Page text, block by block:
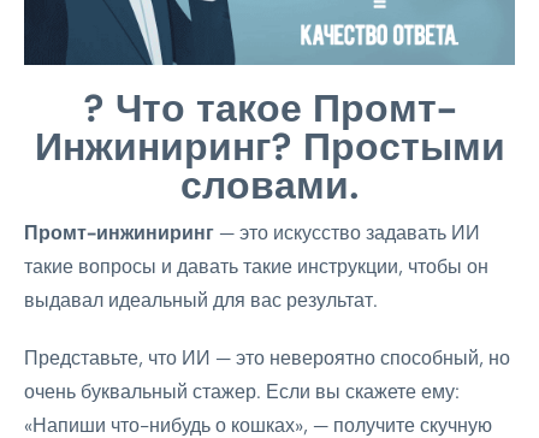
? Что такое Промт-
Инжиниринг? Простыми
словами.
Промт-инжиниринг — это искусство задавать ИИ
такие вопросы и давать такие инструкции, чтобы он
выдавал идеальный для вас результат.
Представьте, что ИИ — это невероятно способный, но
очень буквальный стажер. Если вы скажете ему:
«Напиши что-нибудь о кошках», — получите скучную